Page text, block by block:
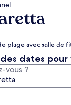
plage avec salle de
des dates pour
vous ?